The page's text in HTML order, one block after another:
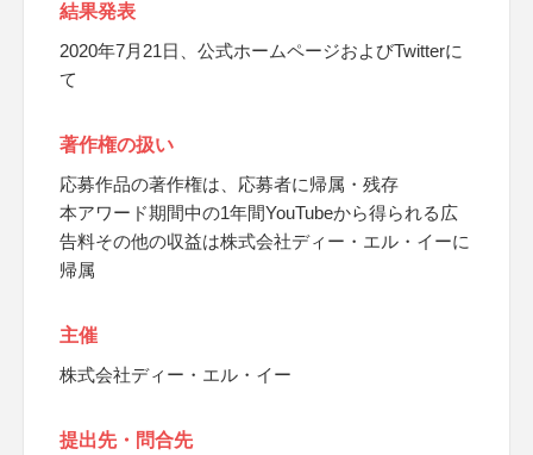
結果発表
2020年7月21日、公式ホームページおよびTwitterに
て
著作権の扱い
応募作品の著作権は、応募者に帰属・残存
本アワード期間中の1年間YouTubeから得られる広
告料その他の収益は株式会社ディー・エル・イーに
帰属
主催
株式会社ディー・エル・イー
提出先・問合先